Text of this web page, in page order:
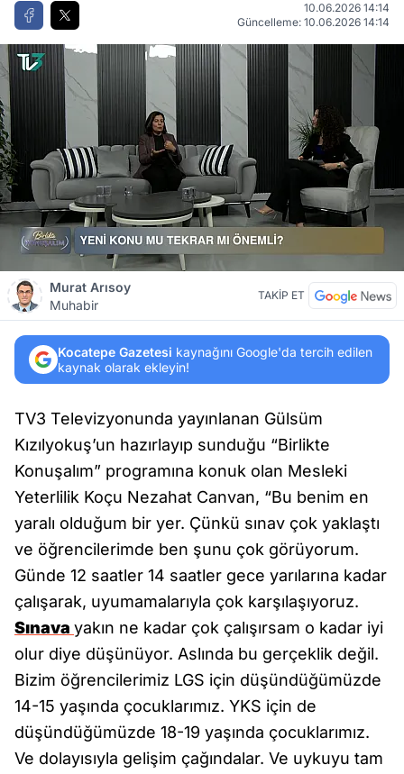
10.06.2026 14:14
Güncelleme: 10.06.2026 14:14
Murat Arısoy
Muhabir
TAKİP ET
Kocatepe Gazetesi kaynağını Google'da tercih edilen
kaynak olarak ekleyin!
TV3 Televizyonunda yayınlanan Gülsüm
Kızılyokuş’un hazırlayıp sunduğu “Birlikte
Konuşalım” programına konuk olan Mesleki
Yeterlilik Koçu Nezahat Canvan, “Bu benim en
yaralı olduğum bir yer. Çünkü sınav çok yaklaştı
ve öğrencilerimde ben şunu çok görüyorum.
Günde 12 saatler 14 saatler gece yarılarına kadar
çalışarak, uyumamalarıyla çok karşılaşıyoruz.
Sınava yakın ne kadar çok çalışırsam o kadar iyi
olur diye düşünüyor. Aslında bu gerçeklik değil.
Bizim öğrencilerimiz LGS için düşündüğümüzde
14-15 yaşında çocuklarımız. YKS için de
düşündüğümüzde 18-19 yaşında çocuklarımız.
Ve dolayısıyla gelişim çağındalar. Ve uykuyu tam